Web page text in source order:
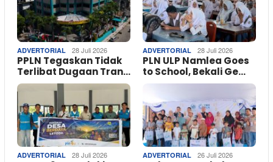
ADVERTORIAL 28 Juli 2026
PPLN Tegaskan Tidak
Terlibat Dugaan Tran…
ADVERTORIAL 28 Juli 2026
PLN ULP Namlea Goes
to School, Bekali Ge…
ADVERTORIAL 28 Juli 2026 ADVERTORIAL 26 Juli 2026